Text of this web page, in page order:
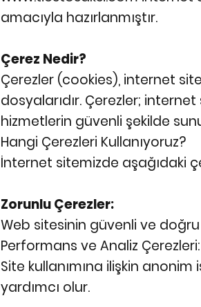
amacıyla hazırlanmıştır.
Çerez Nedir?
Çerezler (cookies), internet
dosyalarıdır. Çerezler;
hizmetlerin güvenli şekilde
Hangi Çerezleri Kullanıyoruz?
İnternet sitemizde aşağıdaki
Zorunlu Çerezler:
Web sitesinin güvenli ve doğru
Performans ve Analiz Çerezleri:
Site kullanımına ilişkin
yardımcı olur.